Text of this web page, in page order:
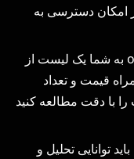
امکان دسترسی به
order book به شما یک لیست از
قیمت و تعداد
با دقت مطالعه کنید
توانایی تحلیل و